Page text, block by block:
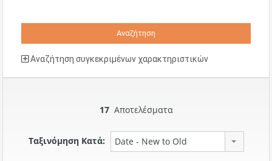
Αναζήτηση συγκεκριμένων χαρακτηριστικών
17Αποτελέσματα
Ταξινόμηση Κατά: Date - New to Old